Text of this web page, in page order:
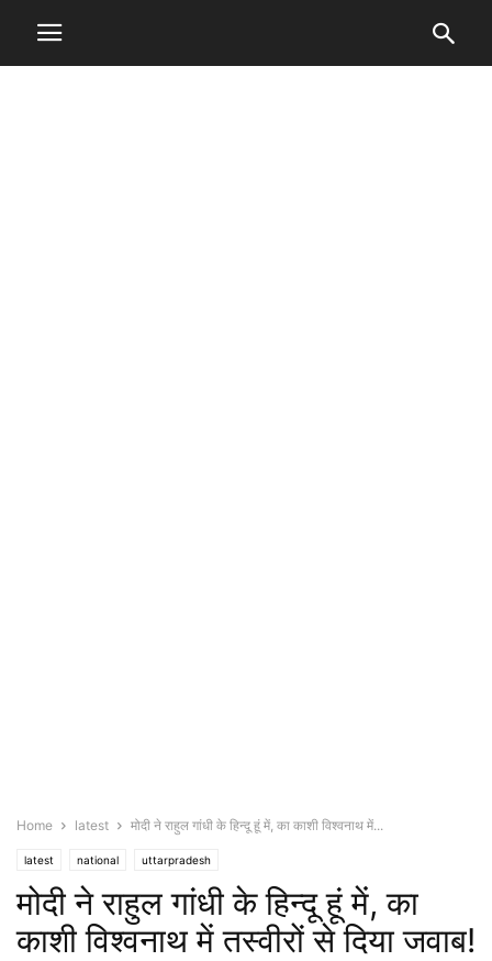
Home latest मोदी ने राहुल गांधी के हिन्दू हूं में, का काशी विश्वनाथ में...
latest national uttarpradesh
मोदी ने राहुल गांधी के हिन्दू हूं में, का
काशी विश्वनाथ में तस्वीरों से दिया जवाब!